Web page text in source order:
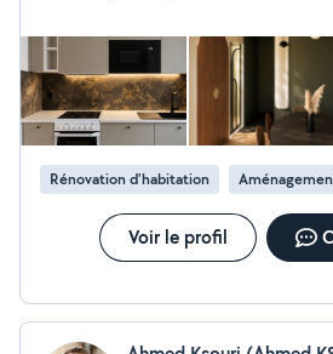
mesure avec attention portée à
faisabilité technique et au budget du
l'univers Rayure Verte sur
Rénovation d'habitation
Voir le profil